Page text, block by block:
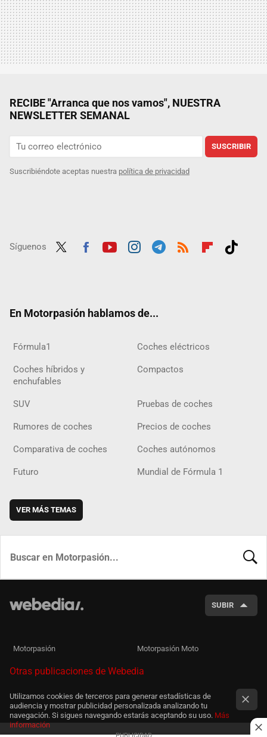
RECIBE "Arranca que nos vamos", NUESTRA
NEWSLETTER SEMANAL
SUSCRIBIR
Suscribiéndote aceptas nuestra política de privacidad
Síguenos
En Motorpasión hablamos de...
Fórmula1 Coches eléctricos
Coches híbridos y
enchufables
Compactos
SUV Pruebas de coches
Rumores de coches Precios de coches
Comparativa de coches Coches autónomos
Futuro Mundial de Fórmula 1
VER MÁS TEMAS
SUBIR
Motorpasión Motorpasión Moto
Otras publicaciones de Webedia
Utilizamos cookies de terceros para generar estadísticas de
audiencia y mostrar publicidad personalizada analizando tu
navegación. Si sigues navegando estarás aceptando su uso. Más
información